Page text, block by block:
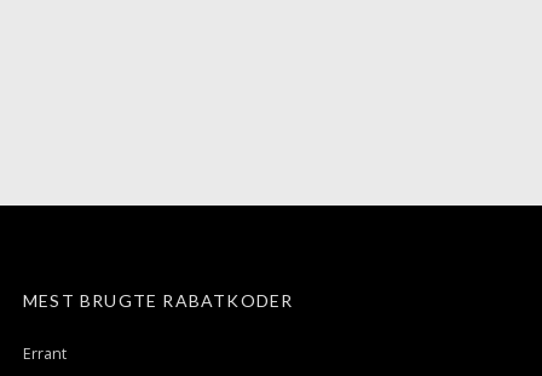
MEST BRUGTE RABATKODER
Errant